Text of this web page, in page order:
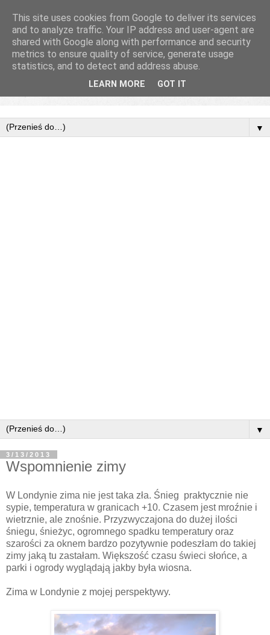
▼
▼
3/13/2013
Wspomnienie zimy
W Londynie zima nie jest taka zła. Śnieg praktycznie nie
sypie, temperatura w granicach +10. Czasem jest mroźnie i
wietrznie, ale znośnie. Przyzwyczajona do dużej ilości
śniegu, śnieżyc, ogromnego spadku temperatury oraz
szarości za oknem bardzo pozytywnie podeszłam do takiej
zimy jaką tu zastałam. Większość czasu świeci słońce, a
parki i ogrody wyglądają jakby była wiosna.
Zima w Londynie z mojej perspektywy.
This site uses cookies from Google to deliver its services
and to analyze traffic. Your IP address and user-agent are
shared with Google along with performance and security
metrics to ensure quality of service, generate usage
statistics, and to detect and address abuse.
LEARN MORE GOT IT